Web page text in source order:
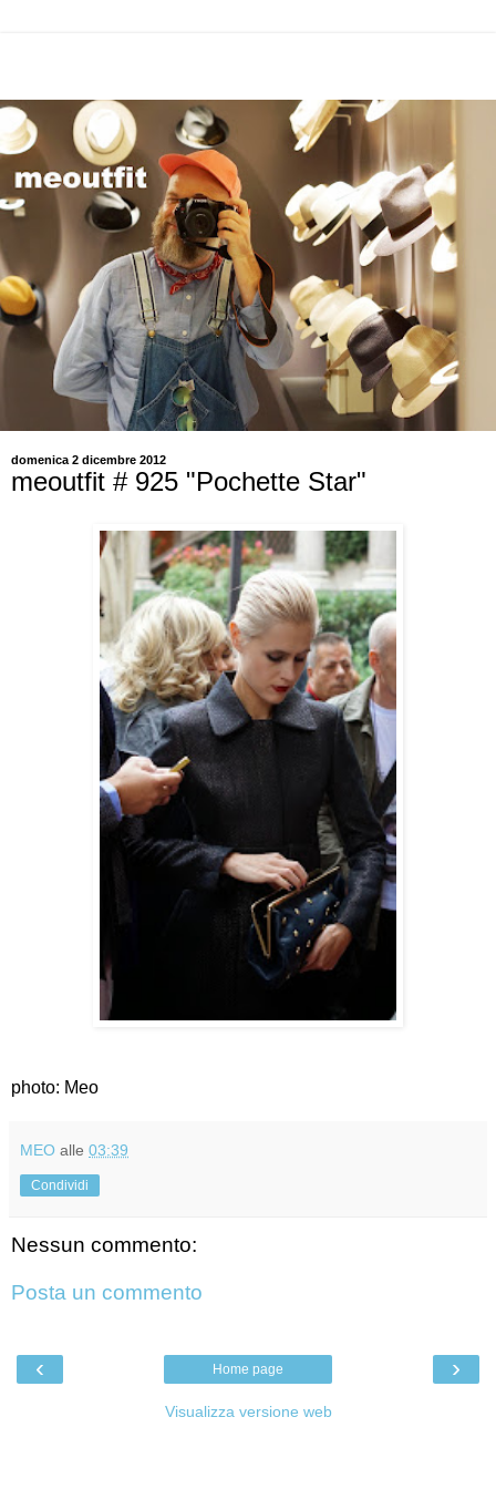
domenica 2 dicembre 2012
meoutfit # 925 "Pochette Star"
photo: Meo
MEO alle 03:39
Condividi
Nessun commento:
Posta un commento
‹ ›
Home page
Visualizza versione web